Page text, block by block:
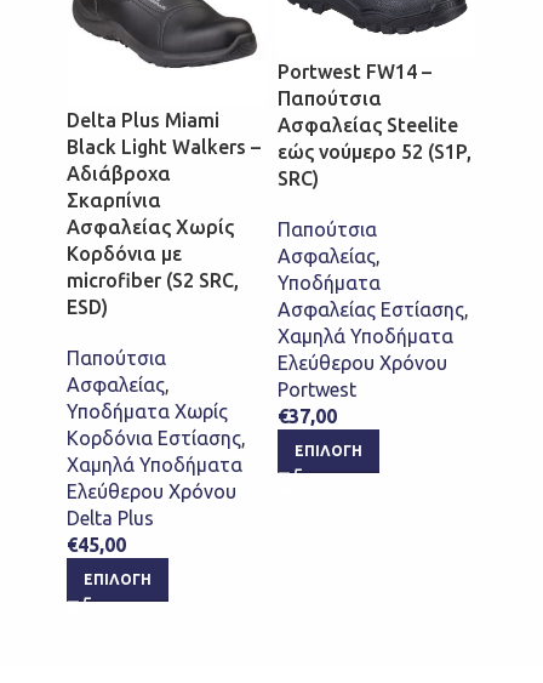
Delta Plus Miami
Black Light Walkers –
Αδιάβροχα
Σκαρπίνια
Ασφαλείας Χωρίς
Κορδόνια με
microfiber (S2 SRC,
ESD)
Παπούτσια
Ασφαλείας,
Υποδήματα Χωρίς
Κορδόνια Εστίασης,
Χαμηλά Υποδήματα
Ελεύθερου Χρόνου
Delta Plus
€45,00
ΕΠΙΛΟΓΉ
Portwest FW14 –
Παπούτσια
Ασφαλείας Steelite
εώς νούμερο 52 (S1P,
SRC)
Παπούτσια
Ασφαλείας,
Υποδήματα
Ασφαλείας Εστίασης,
Χαμηλά Υποδήματα
Ελεύθερου Χρόνου
Portwest
€37,00
ΕΠΙΛΟΓΉ